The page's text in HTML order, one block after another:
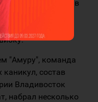
Вострикова, и уже в
в себе силы
"Амуру", команда
состав
Владивосток
набрал несколько